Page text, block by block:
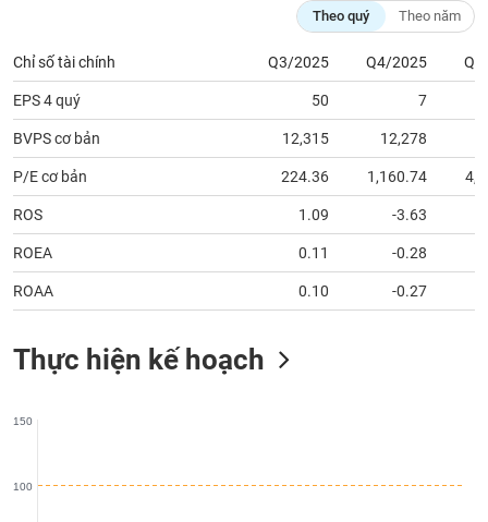
Theo quý Theo năm
Chỉ số tài chính Q3/2025 Q4/2025
EPS 4 quý 50 7
BVPS cơ bản 12,315 12,278
P/E cơ bản 224.36 1,160.74
ROS 1.09 -3.63
ROEA 0.11 -0.28
ROAA 0.10 -0.27
Thực hiện kế hoạch
100
150